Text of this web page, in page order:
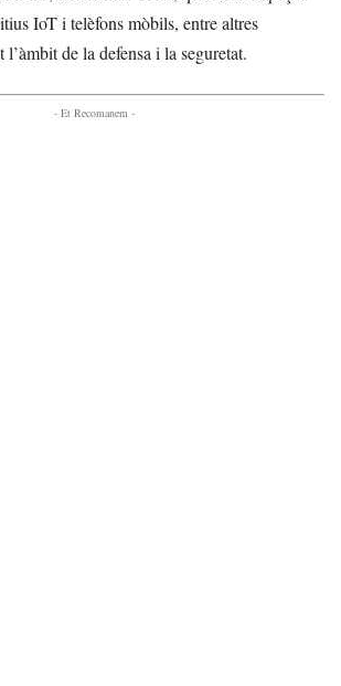
IoT i telèfons mòbils, entre altres
de la defensa i la seguretat.
- Et Recomanem -